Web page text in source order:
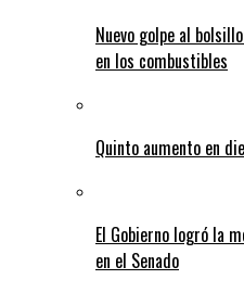
Nuevo golpe al
en los combustibles
Quinto aumento en
El Gobierno logró la
en el Senado